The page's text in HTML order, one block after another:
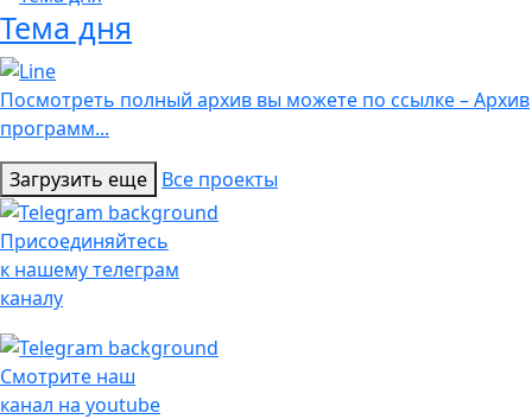
Тема дня
Посмотреть полный архив вы можете по ссылке – Архив
программ...
Загрузить еще Все проекты
Присоединяйтесь
к нашему телеграм
каналу
Смотрите наш
канал на youtube